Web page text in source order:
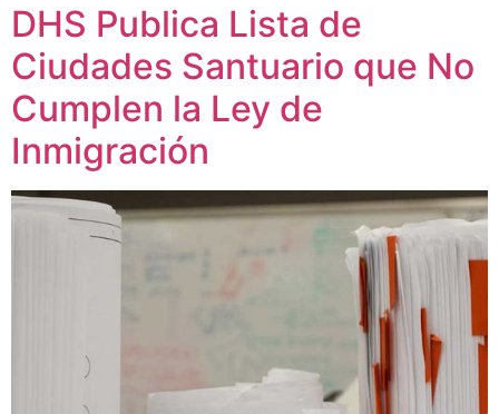
DHS Publica Lista de
Ciudades Santuario que No
Cumplen la Ley de
Inmigración